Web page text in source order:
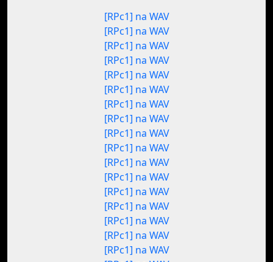
[RPc1] na WAV
[RPc1] na WAV
[RPc1] na WAV
[RPc1] na WAV
[RPc1] na WAV
[RPc1] na WAV
[RPc1] na WAV
[RPc1] na WAV
[RPc1] na WAV
[RPc1] na WAV
[RPc1] na WAV
[RPc1] na WAV
[RPc1] na WAV
[RPc1] na WAV
[RPc1] na WAV
[RPc1] na WAV
[RPc1] na WAV